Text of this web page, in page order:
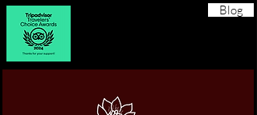
Blog